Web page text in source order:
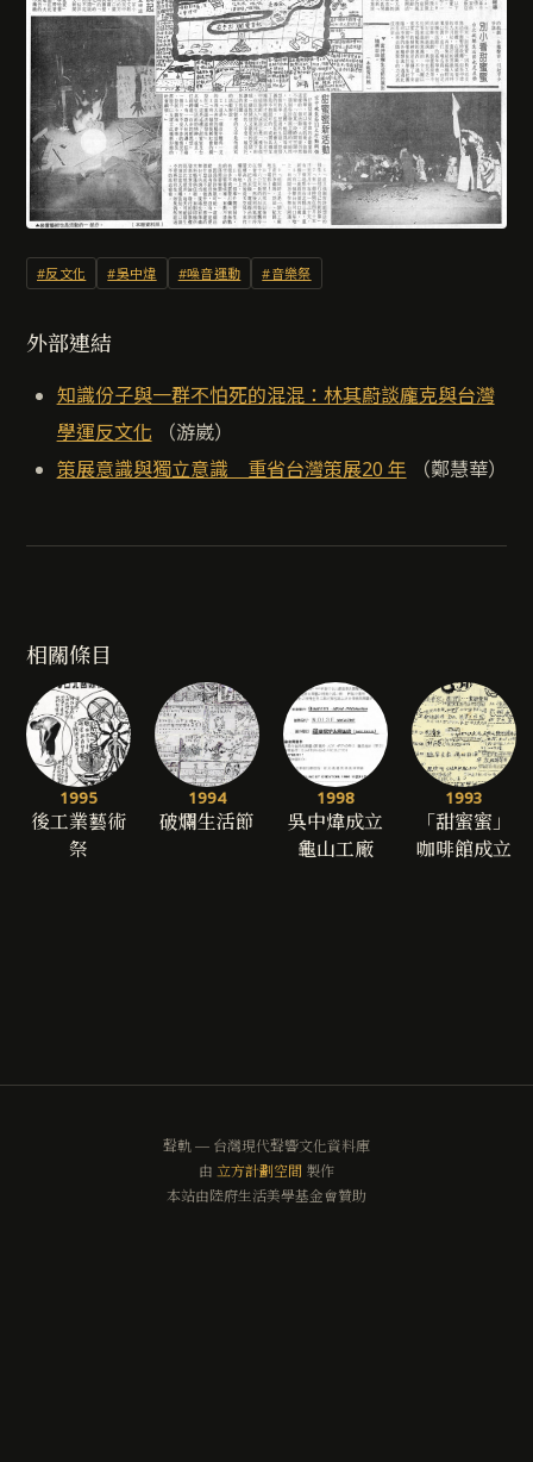
#反文化 #吳中煒 #噪音運動 #音樂祭
外部連結
知識份子與一群不怕死的混混：林其蔚談龐克與台灣
學運反文化 （游崴）
策展意識與獨立意識 重省台灣策展20 年 （鄭慧華）
相關條目
1995
後工業藝術
祭
1994
破爛生活節
1998
吳中煒成立
龜山工廠
1993
「甜蜜蜜」
咖啡館成立
聲軌 — 台灣現代聲響文化資料庫
由 立方計劃空間 製作
本站由陸府生活美學基金會贊助